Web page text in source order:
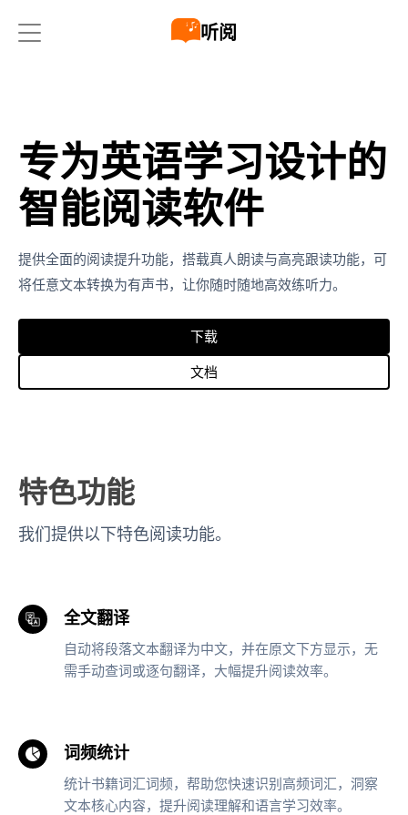
听阅
专为英语学习设计的
智能阅读软件
提供全面的阅读提升功能，搭载真人朗读与高亮跟读功能，可
将任意文本转换为有声书，让你随时随地高效练听力。
下载
文档
特色功能
我们提供以下特色阅读功能。
全文翻译
自动将段落文本翻译为中文，并在原文下方显示，无
需手动查词或逐句翻译，大幅提升阅读效率。
词频统计
统计书籍词汇词频，帮助您快速识别高频词汇，洞察
文本核心内容，提升阅读理解和语言学习效率。